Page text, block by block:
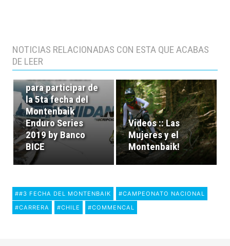
NOTICIAS RELACIONADAS CON ESTA QUE ACABAS
DE LEER
#5PICHIDANGUI ::
Todo lo que
para participar de
la 5ta fecha del
Montenbaik
Enduro Series
2019 by Banco
BICE
Videos :: Las
Mujeres y el
Montenbaik!
##3 FECHA DEL MONTENBAIK
#CAMPEONATO NACIONAL
#CARRERA
#CHILE #COMMENCAL